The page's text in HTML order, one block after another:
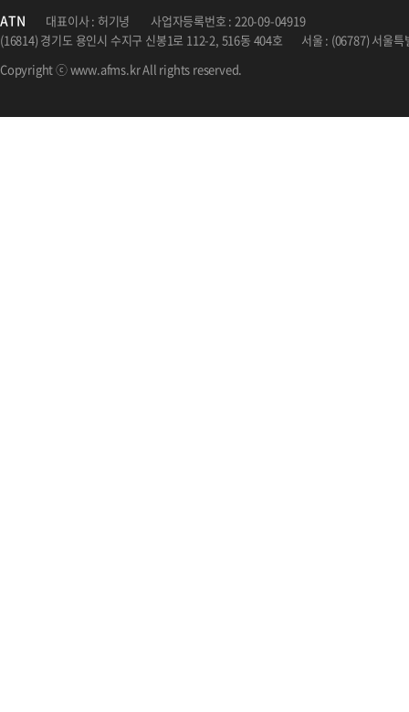
ATN 대표이사 : 허기녕
사업자등록번호 : 220-09-04919
(16814) 경기도 용인시 수지구 신봉1로 112-2, 516동 404호
서울 : (06787) 서울
Copyright ⓒ www.afms.kr All rights reserved.